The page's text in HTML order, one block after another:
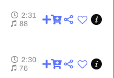
2:31
2:31
88
2:30
2:30
76